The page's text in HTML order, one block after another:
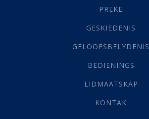
(21)
Grys Areas(4)
Lewensdoel(3)
Selfondersoek(1)
Werk(22)
(142)
PREKE
GESKIEDENIS
GELOOFSBELYDENIS
BEDIENINGS
LIDMAATSKAP
KONTAK